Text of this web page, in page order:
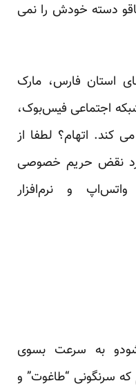
دسته خودش را نمی
استان فارس، مارک
شبکه اجتماعی فیس‌بوک،
می کند. اتهام؟ لطفا از
نقض حریم خصوصی
و نرم‌افزار
به سرعت بسوی
سرنگونی “طاغوت” و